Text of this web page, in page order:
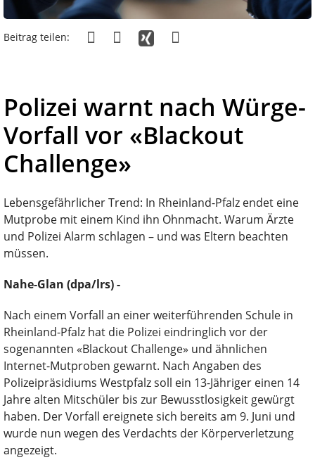
Beitrag teilen:
Polizei warnt nach Würge-
Vorfall vor «Blackout
Challenge»
Lebensgefährlicher Trend: In Rheinland-Pfalz endet eine
Mutprobe mit einem Kind ihn Ohnmacht. Warum Ärzte
und Polizei Alarm schlagen – und was Eltern beachten
müssen.
Nahe-Glan (dpa/lrs) -
Nach einem Vorfall an einer weiterführenden Schule in
Rheinland-Pfalz hat die Polizei eindringlich vor der
sogenannten «Blackout Challenge» und ähnlichen
Internet-Mutproben gewarnt. Nach Angaben des
Polizeipräsidiums Westpfalz soll ein 13-Jähriger einen 14
Jahre alten Mitschüler bis zur Bewusstlosigkeit gewürgt
haben. Der Vorfall ereignete sich bereits am 9. Juni und
wurde nun wegen des Verdachts der Körperverletzung
angezeigt.